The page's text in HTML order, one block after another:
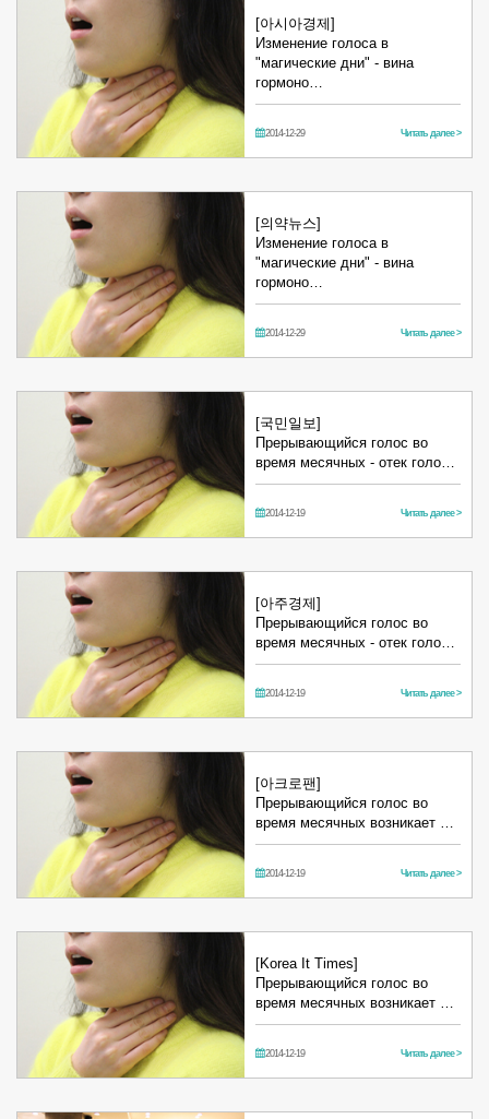
[아시아경제]
Изменение голоса в
"магические дни" - вина
гормоно…
2014-12-29 Читать далее >
[의약뉴스]
Изменение голоса в
"магические дни" - вина
гормоно…
2014-12-29 Читать далее >
[국민일보]
Прерывающийся голос во
время месячных - отек голо…
2014-12-19 Читать далее >
[아주경제]
Прерывающийся голос во
время месячных - отек голо…
2014-12-19 Читать далее >
[아크로팬]
Прерывающийся голос во
время месячных возникает …
2014-12-19 Читать далее >
[Korea It Times]
Прерывающийся голос во
время месячных возникает …
2014-12-19 Читать далее >